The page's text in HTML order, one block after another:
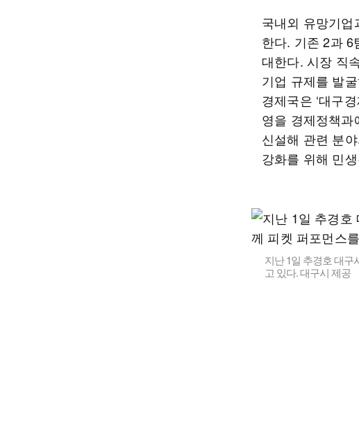
국내외 유망기
한다. 기존 2과 6
대한다. 시장 직
기업 규제를 발
경제국은 ‘대구
영을 경제정책과
신설해 관련 분
강화를 위해 민
지난 1일 추경호 대구
고 있다. 대구시 제공